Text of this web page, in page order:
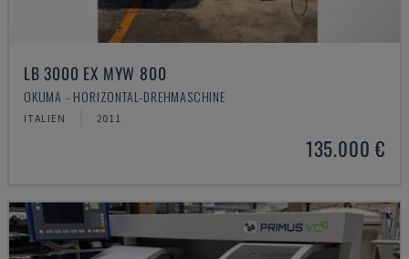
LB 3000 EX MYW 800
OKUMA - HORIZONTAL-DREHMASCHINE
ITALIEN 2011
135.000 €